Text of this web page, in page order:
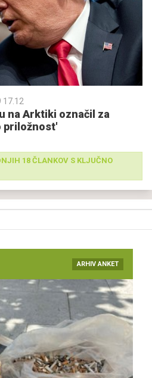
17.12
na Arktiki označil za
priložnost'
18 ČLANKOV S KLJUČNO
ARHIV ANKET